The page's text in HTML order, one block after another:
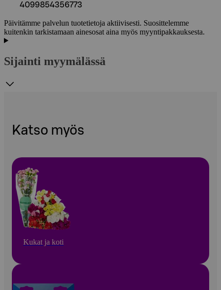
4099854356773
Päivitämme palvelun tuotetietoja aktiivisesti. Suosittelemme
kuitenkin tarkistamaan ainesosat aina myös myyntipakkauksesta.
Sijainti myymälässä
Katso myös
Kukat ja koti